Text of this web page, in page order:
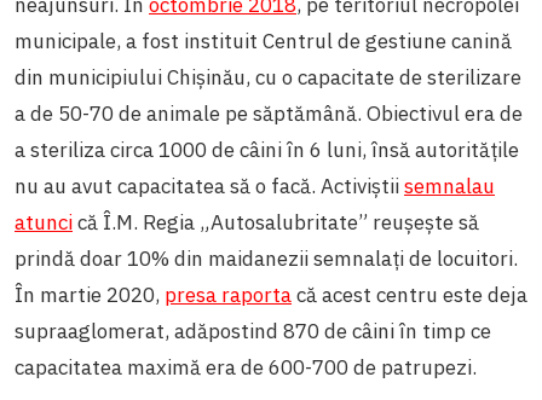
municipale, a fost instituit Centrul de gestiune canină
din municipiului Chișinău, cu o capacitate de sterilizare
a de 50-70 de animale pe săptămână. Obiectivul era de
a steriliza circa 1000 de câini în 6 luni, însă autoritățile
nu au avut capacitatea să o facă. Activiștiisemnalau
atuncică Î.M. Regia „Autosalubritate” reușește să
prindă doar 10% din maidanezii semnalați de locuitori.
În martie 2020, presa raportacă acest centru este deja
supraaglomerat, adăpostind 870 de câini în timp ce
capacitatea maximă era de 600-700 de patrupezi.